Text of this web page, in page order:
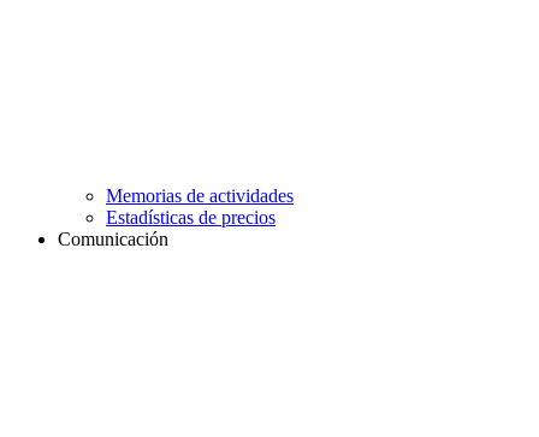
Memorias de actividades
Estadísticas de precios
Comunicación